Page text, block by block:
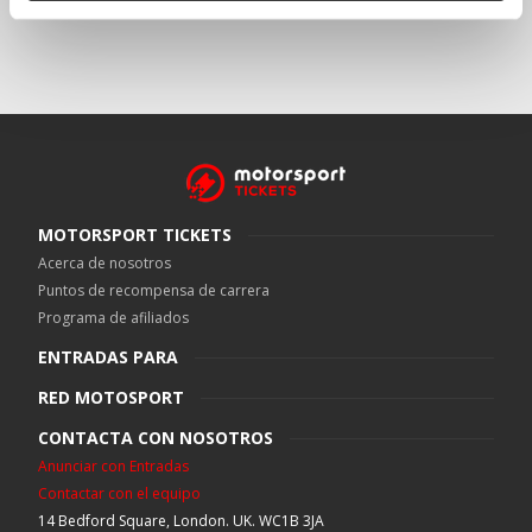
MOTORSPORT TICKETS
Acerca de nosotros
Puntos de recompensa de carrera
Programa de afiliados
ENTRADAS PARA
RED MOTOSPORT
CONTACTA CON NOSOTROS
Anunciar con Entradas
Contactar con el equipo
14 Bedford Square, London. UK. WC1B 3JA